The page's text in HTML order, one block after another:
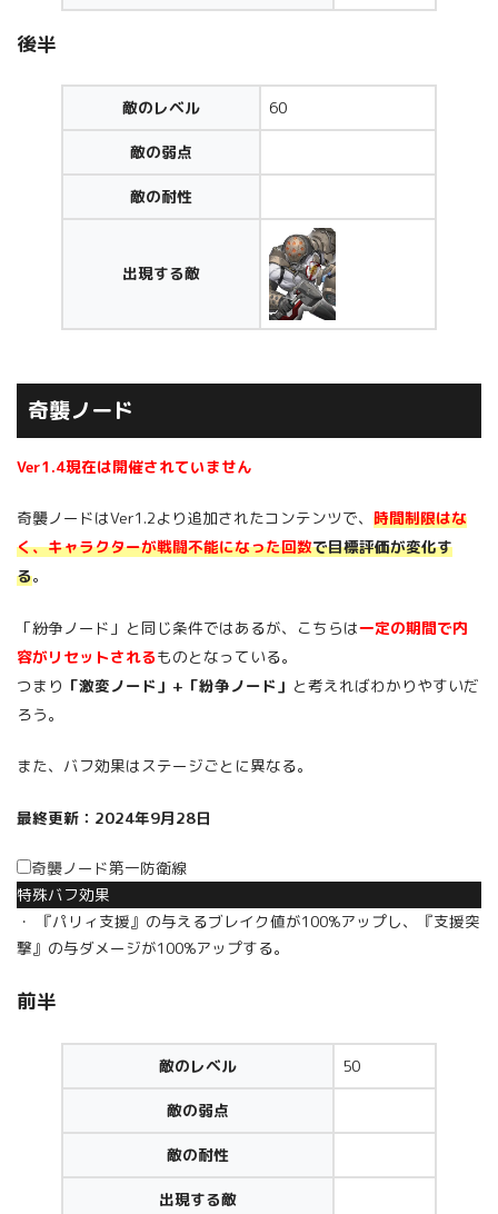
後半
敵のレベル 60
敵の弱点
敵の耐性
出現する敵
奇襲ノード
Ver1.4現在は開催されていません
奇襲ノードはVer1.2より追加されたコンテンツで、 時間制限はな
く、キャラクターが戦闘不能になった回数で目標評価が変化す
る。
「紛争ノード」と同じ条件ではあるが、こちらは一定の期間で内
容がリセットされるものとなっている。
つまり 「激変ノード」+「紛争ノード」 と考えればわかりやすいだ
ろう。
また、バフ効果はステージごとに異なる。
最終更新：2024年9月28日
奇襲ノード第一防衛線
特殊バフ効果
・ 『パリィ支援』の与えるブレイク値が100%アップし、『支援突
撃』の与ダメージが100%アップする。
前半
敵のレベル 50
敵の弱点
敵の耐性
出現する敵